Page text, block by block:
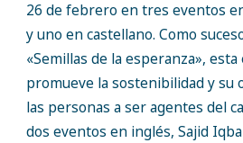
26 de febrero en tres eventos
y uno en castellano. Como
«Semillas de la esperanza»,
promueve la sostenibilidad y su
las personas a ser agentes del
dos eventos en inglés, Sajid